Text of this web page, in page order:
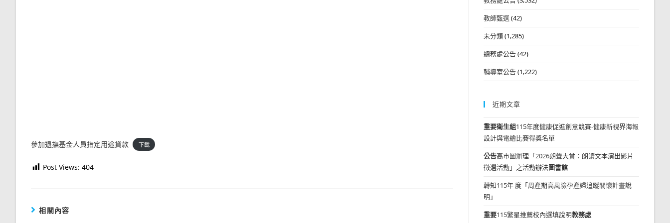
參加退撫基金人員指定用途貸款 下載
Post Views: 404
相關內容
教師甄選(42)
未分類(1,285)
總務處公告(42)
輔導室公告(1,222)
近期文章
重要衛生組115年度健康促進創意競賽-健康新視界海報
設計與電繪比賽得獎名單
公告高市圖辦理「2026朗聲大賞：朗讀文本演出影片
徵選活動」之活動辦法圖書館
轉知115年 度「周產期高風險孕產婦追蹤關懷計畫說
明」
重要115繁星推薦校內選填說明教務處